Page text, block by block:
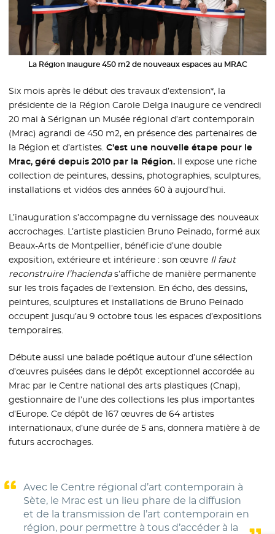
La Région inaugure 450 m2 de nouveaux espaces au MRAC
Six mois après le début des travaux d’extension*, la
présidente de la Région Carole Delga inaugure ce vendredi
20 mai à Sérignan un Musée régional d’art contemporain
(Mrac) agrandi de 450 m2, en présence des partenaires de
la Région et d’artistes.C’est une nouvelle étape pour le
Mrac, géré depuis 2010 par la Région. Il expose une riche
collection de peintures, dessins, photographies, sculptures,
installations et vidéos des années 60 à aujourd’hui.
L’inauguration s’accompagne du vernissage des nouveaux
accrochages. L’artiste plasticien Bruno Peinado, formé aux
Beaux-Arts de Montpellier, bénéficie d’une double
exposition, extérieure et intérieure : son œuvre Il faut
reconstruire l’haciendas’affiche de manière permanente
sur les trois façades de l’extension. En écho, des dessins,
peintures, sculptures et installations de Bruno Peinado
occupent jusqu’au 9 octobre tous les espaces d’expositions
temporaires.
Débute aussi une balade poétique autour d’une sélection
d’œuvres puisées dans le dépôt exceptionnel accordée au
Mrac par le Centre national des arts plastiques (Cnap),
gestionnaire de l’une des collections les plus importantes
d’Europe. Ce dépôt de 167 œuvres de 64 artistes
internationaux, d’une durée de 5 ans, donnera matière à de
futurs accrochages.
Avec le Centre régional d’art contemporain à
Sète, le Mrac est un lieu phare de la diffusion
et de la transmission de l’art contemporain en
région, pour permettre à tous d’accéder à la